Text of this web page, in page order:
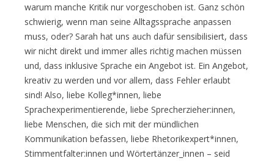
warum manche Kritik nur vorgeschoben ist. Ganz schön
schwierig, wenn man seine Alltagssprache anpassen
muss, oder? Sarah hat uns auch dafür sensibilisiert, dass
wir nicht direkt und immer alles richtig machen müssen
und, dass inklusive Sprache ein Angebot ist. Ein Angebot,
kreativ zu werden und vor allem, dass Fehler erlaubt
sind! Also, liebe Kolleg*innen, liebe
Sprachexperimentierende, liebe Sprecherzieher:innen,
liebe Menschen, die sich mit der mündlichen
Kommunikation befassen, liebe Rhetorikexpert*innen,
Stimmentfalter:innen und Wörtertänzer_innen – seid